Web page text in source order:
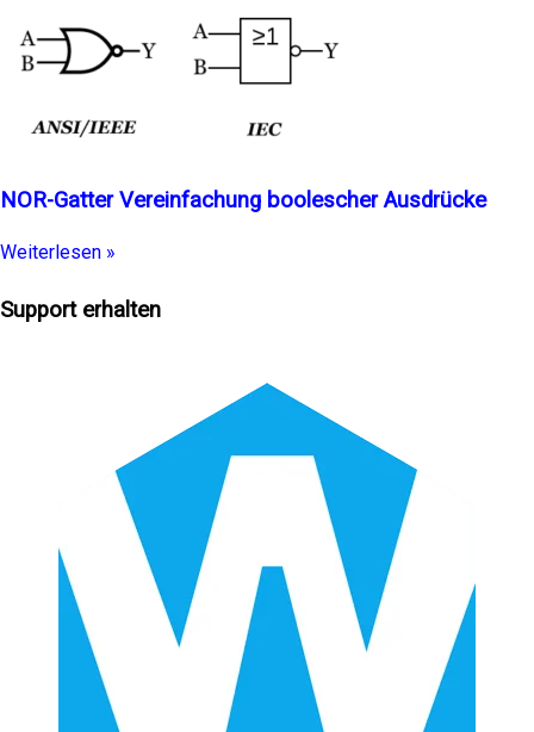
NOR-Gatter Vereinfachung boolescher Ausdrücke
Weiterlesen »
Support erhalten